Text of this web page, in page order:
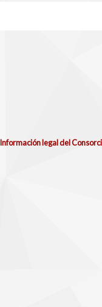
Información legal del